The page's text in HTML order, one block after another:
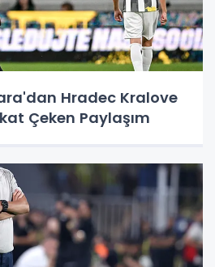
Hradec Kralove
Çeken Paylaşım